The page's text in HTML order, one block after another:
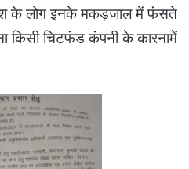
के लोग इनके मकड़जाल में फंसते
किसी चिटफंड कंपनी के कारनामें